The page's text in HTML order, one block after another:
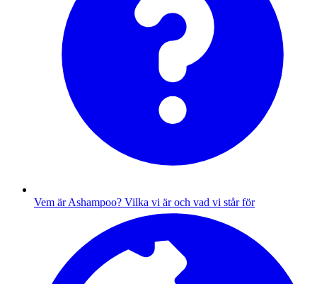
Vem är Ashampoo? Vilka vi är och vad vi står för